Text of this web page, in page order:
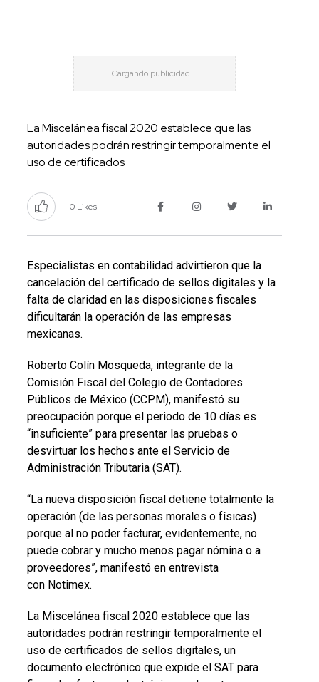
La Miscelánea fiscal 2020 establece que las
autoridades podrán restringir temporalmente el
uso de certificados
0 Likes
Especialistas en contabilidad advirtieron que la
cancelación del certificado de sellos digitales y la
falta de claridad en las disposiciones fiscales
dificultarán la operación de las empresas
mexicanas.
Roberto Colín Mosqueda, integrante de la
Comisión Fiscal del Colegio de Contadores
Públicos de México (CCPM), manifestó su
preocupación porque el periodo de 10 días es
“insuficiente” para presentar las pruebas o
desvirtuar los hechos ante el Servicio de
Administración Tributaria (SAT).
“La nueva disposición fiscal detiene totalmente la
operación (de las personas morales o físicas)
porque al no poder facturar, evidentemente, no
puede cobrar y mucho menos pagar nómina o a
proveedores”, manifestó en entrevista
con Notimex.
La Miscelánea fiscal 2020 establece que las
autoridades podrán restringir temporalmente el
uso de certificados de sellos digitales, un
documento electrónico que expide el SAT para